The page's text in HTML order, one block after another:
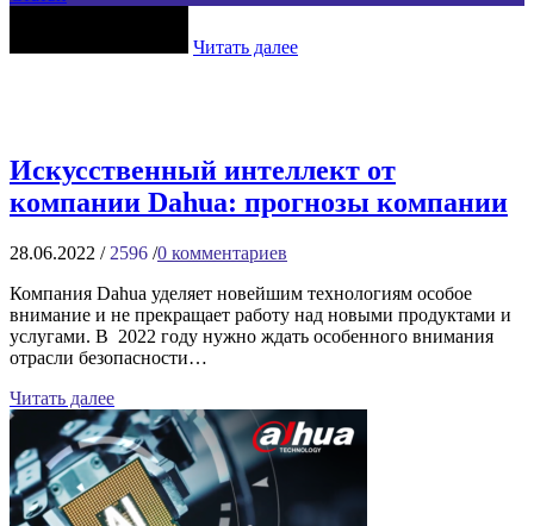
Читать далее
Искусственный интеллект от
компании Dahua: прогнозы компании
28.06.2022 / 2596 /0 комментариев
Компания Dahua уделяет новейшим технологиям особое
внимание и не прекращает работу над новыми продуктами и
услугами. В 2022 году нужно ждать особенного внимания
отрасли безопасности…
Читать далее